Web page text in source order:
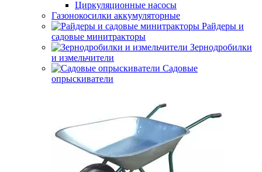
Циркуляционные насосы
Газонокосилки аккумуляторные
Райдеры и
садовые минитракторы
Зернодробилки
и измельчители
Садовые
опрыскиватели